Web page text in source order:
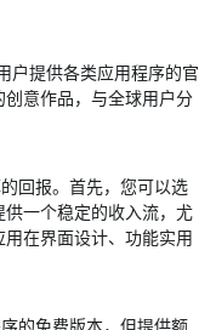
户提供各类应用程序的官
意作品，与全球用户分
回报。首先，您可以选
一个稳定的收入流，尤
在界面设计、功能实用